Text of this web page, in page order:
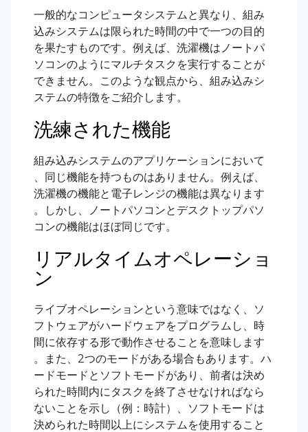
一般的なコンピュータシステムと異なり、組み
込みシステムは限られた時間の中で一つの目的
を果たすものです。例えば、洗濯機はノートパ
ソコンのようにマルチタスクを実行することが
できません。このような観点から、組み込みシ
ステムの特徴をご紹介します。
洗練された機能
組み込みシステムのアプリケーションにおいて
、同じ機能を持つものはありません。例えば、
洗濯機の機能と電子レンジの機能は異なります
。しかし、ノートパソコンとデスクトップパソ
コンの機能はほぼ同じです。
リアルタイムオペレーショ
ン
ライブオペレーションという意味ではなく、ソ
フトウェアがハードウェアをプログラムし、時
間に依存する形で動作させることを意味します
。また、2つのモードがある場合もあります。ハ
ードモードとソフトモードがあり、前者は決め
られた時間内にタスクを終了させなければなら
ないことを示し（例：時計）、ソフトモードは
決められた時間以上にシステムを使用すること